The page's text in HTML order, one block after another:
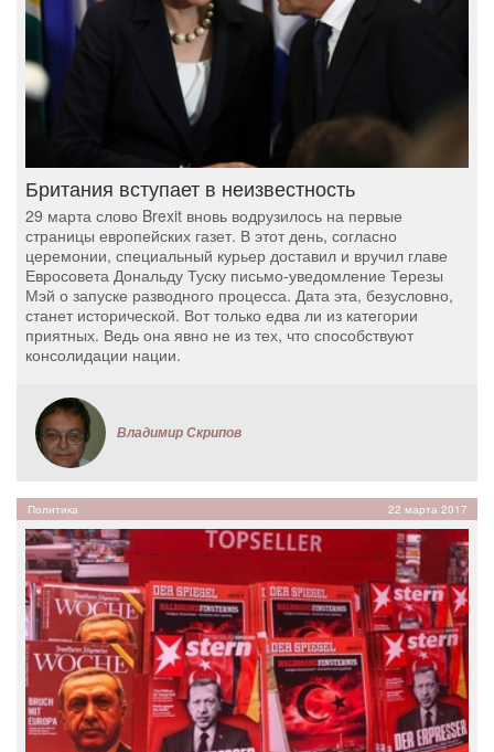
Британия вступает в неизвестность
29 марта слово Brexit вновь водрузилось на первые
страницы европейских газет. В этот день, согласно
церемонии, специальный курьер доставил и вручил главе
Евросовета Дональду Туску письмо-уведомление Терезы
Мэй о запуске разводного процесса. Дата эта, безусловно,
станет исторической. Вот только едва ли из категории
приятных. Ведь она явно не из тех, что способствуют
консолидации нации.
Владимир Скрипов
Политика 22 марта 2017